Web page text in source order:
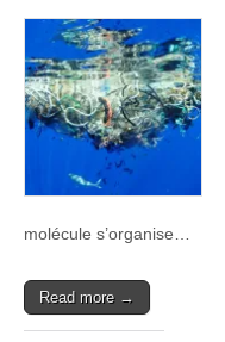
molécule s’organise…
Read more →